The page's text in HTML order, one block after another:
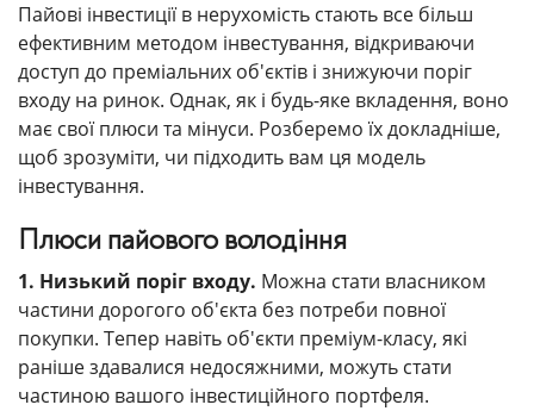
Пайові інвестиції в нерухомість стають все більш
ефективним методом інвестування, відкриваючи
доступ до преміальних об'єктів і знижуючи поріг
входу на ринок. Однак, як і будь-яке вкладення, воно
має свої плюси та мінуси. Розберемо їх докладніше,
щоб зрозуміти, чи підходить вам ця модель
інвестування.
Плюси пайового володіння
1. Низький поріг входу. Можна стати власником
частини дорогого об'єкта без потреби повної
покупки. Тепер навіть об'єкти преміум-класу, які
раніше здавалися недосяжними, можуть стати
частиною вашого інвестиційного портфеля.